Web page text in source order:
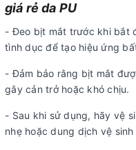
giá rẻ da PU
- Đeo bịt mắt trước khi bắt
tình dục để tạo hiệu ứng
- Đảm bảo rằng bịt mắt
gây cản trở hoặc khó chịu.
- Sau khi sử dụng, hãy vệ
nhẹ hoặc dung dịch vệ